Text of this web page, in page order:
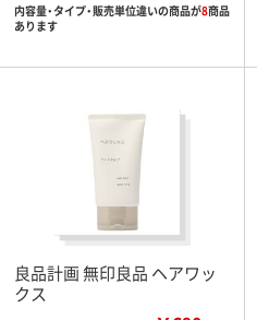
内容量・タイプ・販売単位違いの商品が8商品
あります
良品計画 無印良品 ヘアワッ
クス